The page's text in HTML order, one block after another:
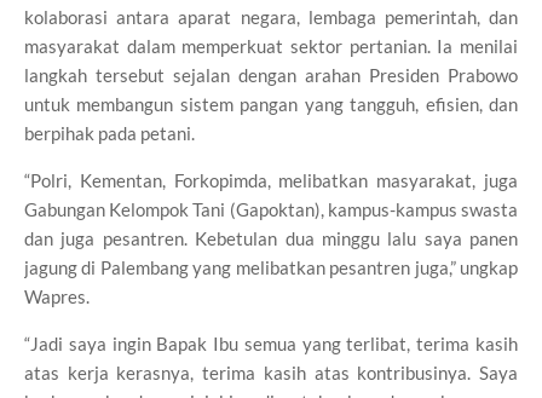
kolaborasi antara aparat negara, lembaga pemerintah, dan
masyarakat dalam memperkuat sektor pertanian. Ia menilai
langkah tersebut sejalan dengan arahan Presiden Prabowo
untuk membangun sistem pangan yang tangguh, efisien, dan
berpihak pada petani.
“Polri, Kementan, Forkopimda, melibatkan masyarakat, juga
Gabungan Kelompok Tani (Gapoktan), kampus-kampus swasta
dan juga pesantren. Kebetulan dua minggu lalu saya panen
jagung di Palembang yang melibatkan pesantren juga,” ungkap
Wapres.
“Jadi saya ingin Bapak Ibu semua yang terlibat, terima kasih
atas kerja kerasnya, terima kasih atas kontribusinya. Saya